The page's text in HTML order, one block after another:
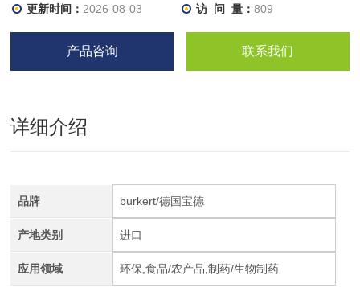
更新时间： 2026-08-03 访 问 量： 809
产品咨询 联系我们
详细介绍
品牌 burkert/德国宝德
产地类别 进口
应用领域 环保,食品/农产品,制药/生物制药